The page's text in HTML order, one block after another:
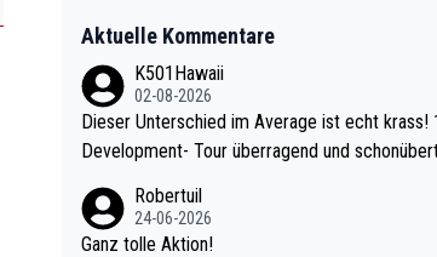
Aktuelle Kommentare
K501Hawaii
02-08-2026
Dieser Unterschied im Average ist echt krass! 111+ ist für die
Development- Tour überragend und
e mal 40+ erst recht. Da gewinnst keinen Blumentopf - ist ja n
och krasser wie ein Pokalspiel eines Kreisligisten vs einem Bu
Robertuil
24-06-2026
Ganz tolle Aktion!